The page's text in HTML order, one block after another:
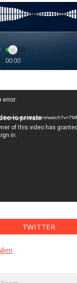
error.
www.youtube.com/
TWITTER